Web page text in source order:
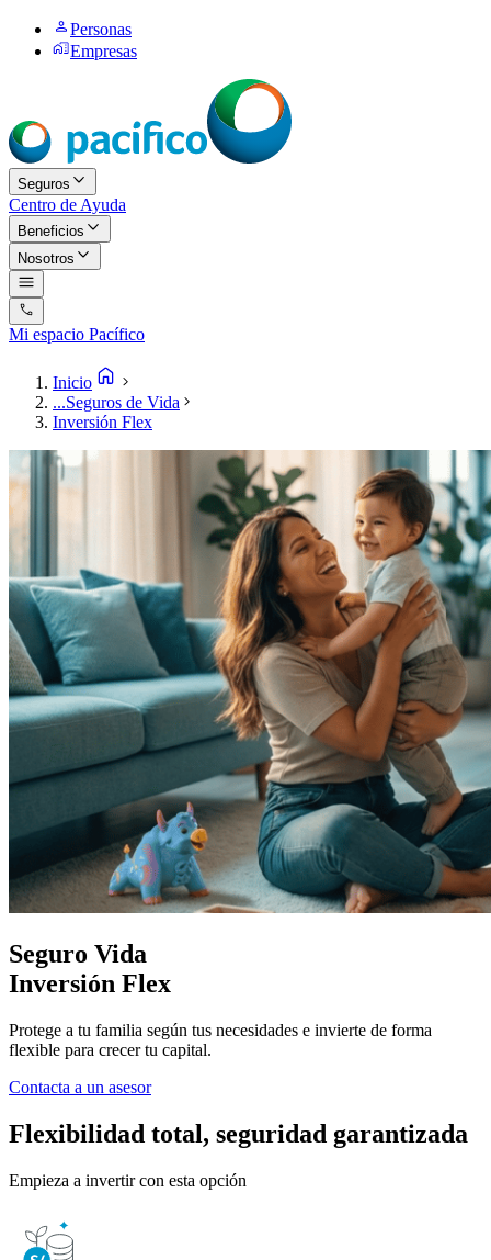
Personas
Empresas
Seguros
Centro de Ayuda
Beneficios
Nosotros
Mi espacio Pacífico
Inicio
...Seguros de Vida
Inversión Flex
Seguro Vida
Inversión Flex
Protege a tu familia según tus necesidades e invierte de forma
flexible para crecer tu capital.
Contacta a un asesor
Flexibilidad total, seguridad garantizada
Empieza a invertir con esta opción